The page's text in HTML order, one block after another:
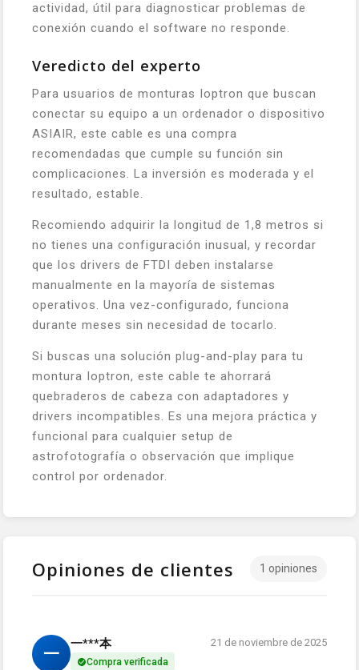
actividad, útil para diagnosticar problemas de
conexión cuando el software no responde.
Veredicto del experto
Para usuarios de monturas Ioptron que buscan
conectar su equipo a un ordenador o dispositivo
ASIAIR, este cable es una compra
recomendadas que cumple su función sin
complicaciones. La inversión es moderada y el
resultado, estable.
Recomiendo adquirir la longitud de 1,8 metros si
no tienes una configuración inusual, y recordar
que los drivers de FTDI deben instalarse
manualmente en la mayoría de sistemas
operativos. Una vez-configurado, funciona
durante meses sin necesidad de tocarlo.
Si buscas una solución plug-and-play para tu
montura Ioptron, este cable te ahorrará
quebraderos de cabeza con adaptadores y
drivers incompatibles. Es una mejora práctica y
funcional para cualquier setup de
astrofotografía o observación que implique
control por ordenador.
Opiniones de clientes 1 opiniones
一
一***本
Compra verificada
21 de noviembre de 2025